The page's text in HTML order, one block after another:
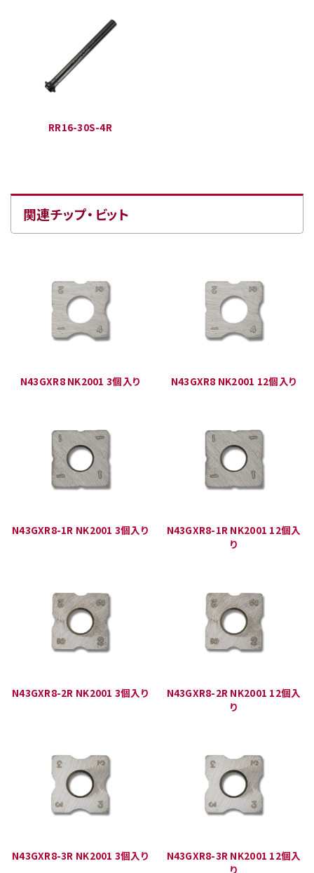
RR16-30S-4R
関連チップ・ビット
N43GXR8 NK2001 3個入り N43GXR8 NK2001 12個入り
N43GXR8-1R NK2001 3個入り
N43GXR8-1R NK2001 12個入
り
N43GXR8-2R NK2001 3個入り
N43GXR8-2R NK2001 12個入
り
N43GXR8-3R NK2001 3個入り
N43GXR8-3R NK2001 12個入
り